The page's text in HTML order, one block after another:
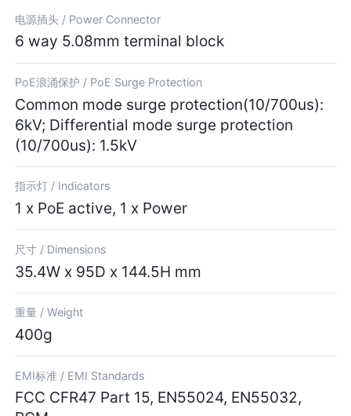
电源插头 / Power Connector
6 way 5.08mm terminal block
PoE浪涌保护 / PoE Surge Protection
Common mode surge protection(10/700us):
6kV; Differential mode surge protection
(10/700us): 1.5kV
指示灯 / Indicators
1 x PoE active, 1 x Power
尺寸 / Dimensions
35.4W x 95D x 144.5H mm
重量 /Weight
400g
EMI标准 / EMI Standards
FCC CFR47 Part 15, EN55024, EN55032,